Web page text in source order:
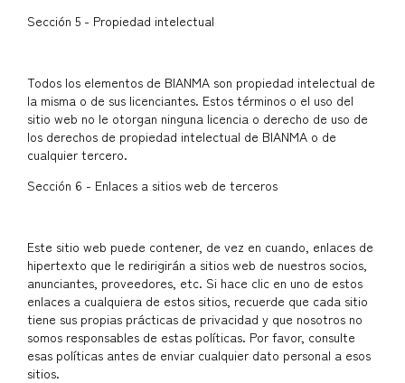
Sección 5 - Propiedad intelectual
Todos los elementos de BIANMA son propiedad intelectual de
la misma o de sus licenciantes. Estos términos o el uso del
sitio web no le otorgan ninguna licencia o derecho de uso de
los derechos de propiedad intelectual de BIANMA o de
cualquier tercero.
Sección 6 - Enlaces a sitios web de terceros
Este sitio web puede contener, de vez en cuando, enlaces de
hipertexto que le redirigirán a sitios web de nuestros socios,
anunciantes, proveedores, etc. Si hace clic en uno de estos
enlaces a cualquiera de estos sitios, recuerde que cada sitio
tiene sus propias prácticas de privacidad y que nosotros no
somos responsables de estas políticas. Por favor, consulte
esas políticas antes de enviar cualquier dato personal a esos
sitios.